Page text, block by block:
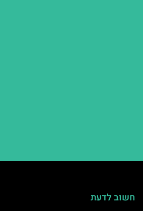
חשוב לדעת